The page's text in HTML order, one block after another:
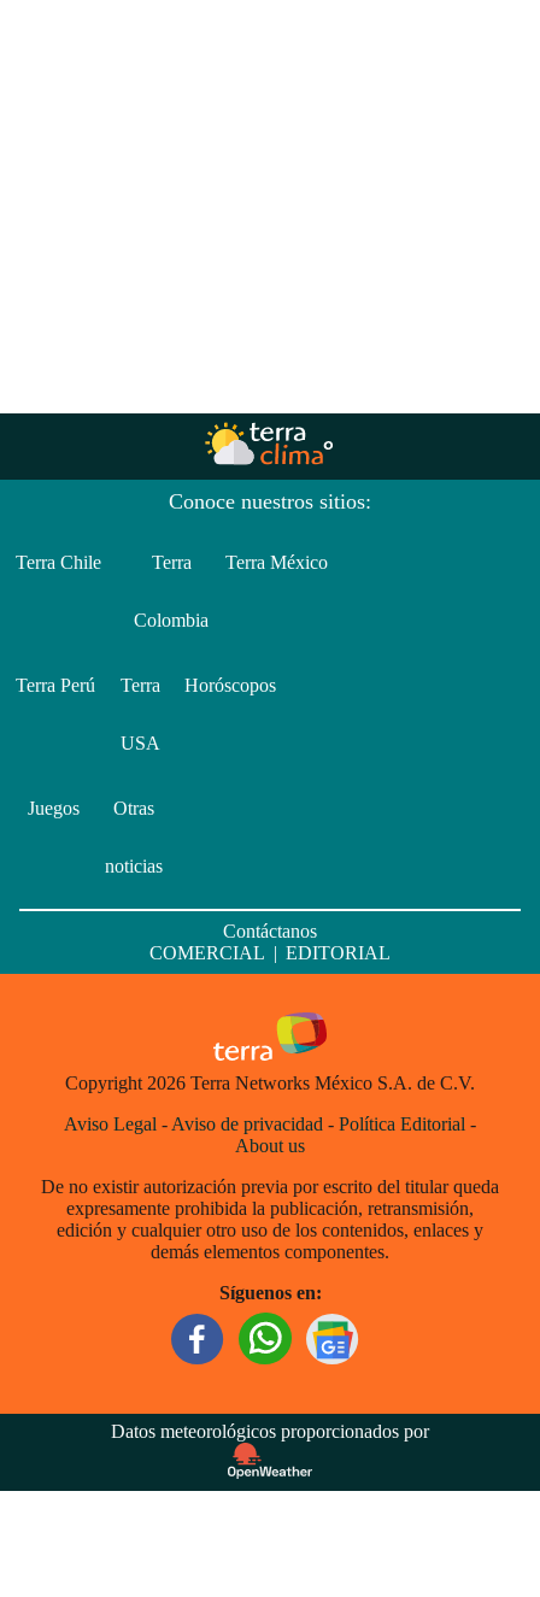
Conoce nuestros sitios:
Terra Chile Terra
Colombia
Terra México
Terra Perú Terra
USA
Horóscopos
Juegos Otras
noticias
Contáctanos
COMERCIAL | EDITORIAL
Copyright 2026 Terra Networks México S.A. de C.V.
Aviso Legal - Aviso de privacidad - Política Editorial -
About us
De no existir autorización previa por escrito del titular queda
expresamente prohibida la publicación, retransmisión,
edición y cualquier otro uso de los contenidos, enlaces y
demás elementos componentes.
Síguenos en:
Datos meteorológicos proporcionados por